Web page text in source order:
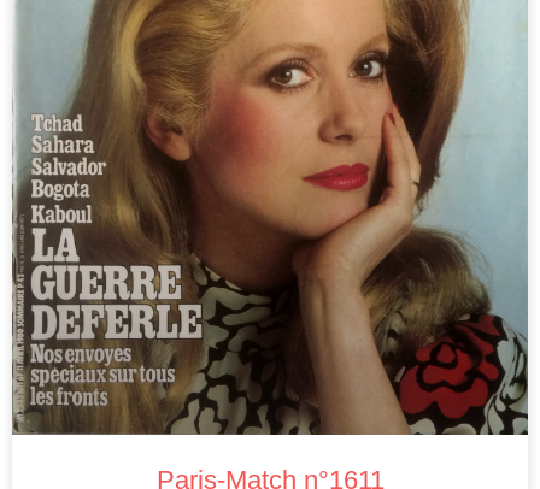
Paris-Match n°1611